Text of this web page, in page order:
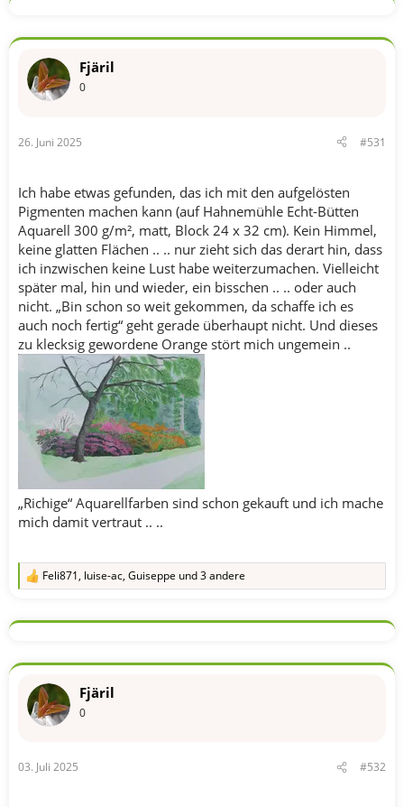
Fjäril
0
26. Juni 2025 #531
Ich habe etwas gefunden, das ich mit den aufgelösten
Pigmenten machen kann (auf Hahnemühle Echt-Bütten
Aquarell 300 g/m², matt, Block 24 x 32 cm). Kein Himmel,
keine glatten Flächen .. .. nur zieht sich das derart hin, dass
ich inzwischen keine Lust habe weiterzumachen. Vielleicht
später mal, hin und wieder, ein bisschen .. .. oder auch
nicht. „Bin schon so weit gekommen, da schaffe ich es
auch noch fertig“ geht gerade überhaupt nicht. Und dieses
zu klecksig gewordene Orange stört mich ungemein ..
„Richige“ Aquarellfarben sind schon gekauft und ich mache
mich damit vertraut .. ..
R
k
o
e
n
Feli871, luise-ac, Guiseppe und 3 andere
Fjäril
0
03. Juli 2025 #532